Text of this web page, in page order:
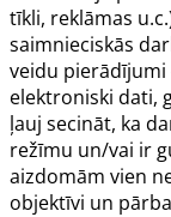
tīkli, reklāmas
saimnieciskās
veidu pierādījumi
elektroniski dati,
ļauj secināt, ka
režīmu un/vai ir
aizdomām vien
objektīvi un